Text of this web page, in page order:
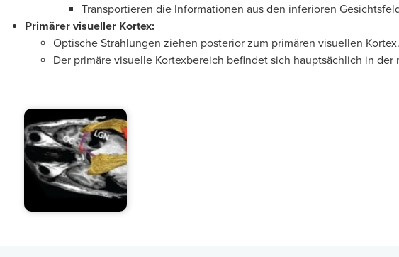
Transportieren die Informationen aus den inferioren
Primärer visueller Kortex:
Optische Strahlungen ziehen posterior zum primären visuellen Kortex.
Der primäre visuelle Kortexbereich befindet sich hauptsächlich in